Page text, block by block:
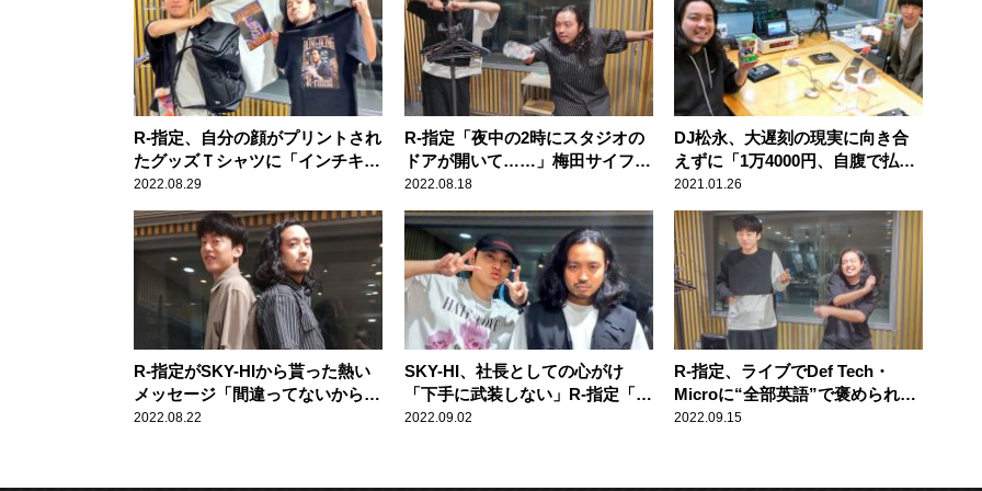
R-指定、自分の顔がプリントされ
たグッズＴシャツに「インチキT
シャツすぎるわ！」
2022.08.29
R-指定「夜中の2時にスタジオの
ドアが開いて……」梅田サイファ
ーでかくれんぼした結果
2022.08.18
DJ松永、大遅刻の現実に向き合
えずに「1万4000円、自腹で払っ
て、グリーン車に変えてもらっ
て……」
2021.01.26
R-指定がSKY-HIから貰った熱い
メッセージ「間違ってないから、
行けよこのまま！」
2022.08.22
SKY-HI、社長としての心がけ
「下手に武装しない」R-指定「そ
れはうれしい」
2022.09.02
R-指定、ライブでDef Tech・
Microに“全部英語”で褒められ
「何を言ってるのか分らんかっ
2022.09.15